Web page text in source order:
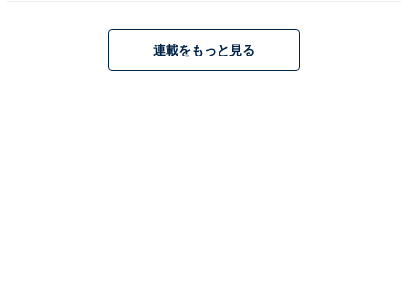
連載をもっと見る